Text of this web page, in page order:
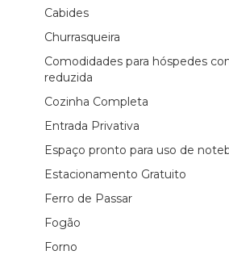
Cabides
Churrasqueira
Comodidades para hóspedes
reduzida
Cozinha Completa
Entrada Privativa
Espaço pronto para uso de
Estacionamento Gratuito
Ferro de Passar
Fogão
Forno